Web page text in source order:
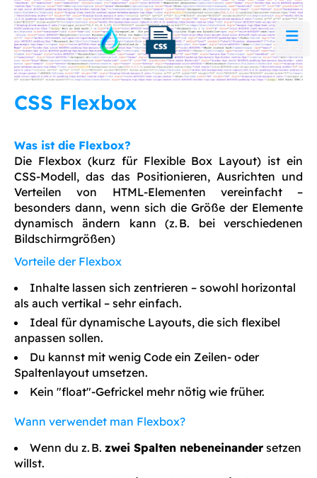
CSS Flexbox
Was ist die Flexbox?
Die Flexbox (kurz für Flexible Box Layout) ist ein
CSS-Modell, das das Positionieren, Ausrichten und
Verteilen von HTML-Elementen vereinfacht –
besonders dann, wenn sich die Größe der Elemente
dynamisch ändern kann (z. B. bei verschiedenen
Bildschirmgrößen)
Vorteile der Flexbox
Inhalte lassen sich zentrieren – sowohl horizontal
als auch vertikal – sehr einfach.
Ideal für dynamische Layouts, die sich flexibel
anpassen sollen.
Du kannst mit wenig Code ein Zeilen- oder
Spaltenlayout umsetzen.
Kein "float"-Gefrickel mehr nötig wie früher.
Wann verwendet man Flexbox?
Wenn du z. B. zwei Spalten nebeneinander setzen
willst.